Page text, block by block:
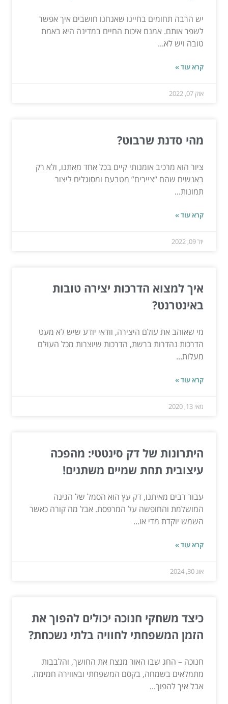
יש הרבה תחומים בחיינו שאנחנו חושבים איך אפשר
לשפר אותם. אמנם איכות החיים במדינה היא באמת
טובה ויש לא...
קרא עוד »
אוק 07, 2022
מהי סדנת שרבוט?
ציור הוא מרכיב אומנותי קיים בכל אחד מאתנו, ולא רק
באנשים שהם “ציירים” מטבעם ומסוגלים ליצור
תמונות...
קרא עוד »
יול 09, 2022
איך למצוא הדרכות יצירה טובות
באינטרנט?
מי שאוהב את עולם היצירה, וודאי יודע שיש לא מעט
הדרכות נהדרות ברשת, הדרכות שיוצרות מכל העולם
מעלות...
קרא עוד »
מאי 13, 2020
היתרונות של דק סינטטי: מהפכה
עיצובית תחת שמיים משתנים!
עבור רבים מאיתנו, דק עץ הוא הסמל של הגינה
המושלמת והחופשה על המרפסת. אבל מה קורה כאשר
השמש יוקדת מדי או...
קרא עוד »
אוג 30, 2024
כיצד משחקי חנוכה יכולים להפוך את
הזמן המשפחתי לחוויה בלתי נשכחת?
חנוכה – החג שבו האור מנצח את החושך, והלבבות
מתמלאים בשמחה, בקסם המשפחתי ובאווירה חמימה.
אבל איך להפוך...